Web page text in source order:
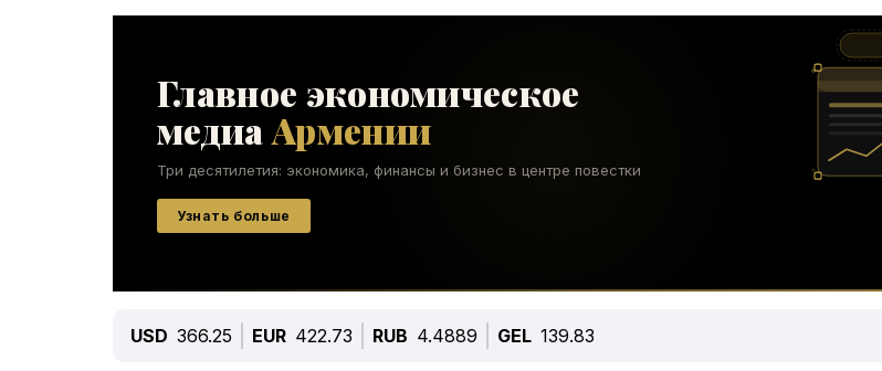
USD 366.25 EUR 422.73 RUB 4.4889 GEL 139.83